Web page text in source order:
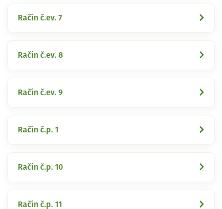
Račín č.ev. 7
Račín č.ev. 8
Račín č.ev. 9
Račín č.p. 1
Račín č.p. 10
Račín č.p. 11